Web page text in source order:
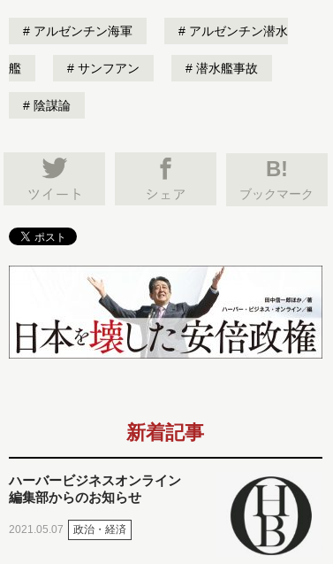
アルゼンチン海軍 アルゼンチン潜水
艦 サンフアン 潜水艦事故
陰謀論
B!
ブックマーク
新着記事
ハーバービジネスオンライン
編集部からのお知らせ
2021.05.07 政治・経済